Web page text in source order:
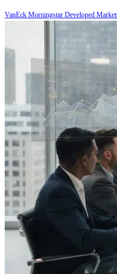
VanEck Morningstar Developed